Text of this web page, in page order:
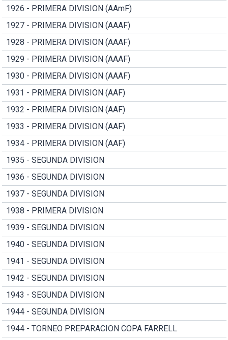
1926 - PRIMERA DIVISION (AAmF)
1927 - PRIMERA DIVISION (AAAF)
1928 - PRIMERA DIVISION (AAAF)
1929 - PRIMERA DIVISION (AAAF)
1930 - PRIMERA DIVISION (AAAF)
1931 - PRIMERA DIVISION (AAF)
1932 - PRIMERA DIVISION (AAF)
1933 - PRIMERA DIVISION (AAF)
1934 - PRIMERA DIVISION (AAF)
1935 - SEGUNDA DIVISION
1936 - SEGUNDA DIVISION
1937 - SEGUNDA DIVISION
1938 - PRIMERA DIVISION
1939 - SEGUNDA DIVISION
1940 - SEGUNDA DIVISION
1941 - SEGUNDA DIVISION
1942 - SEGUNDA DIVISION
1943 - SEGUNDA DIVISION
1944 - SEGUNDA DIVISION
1944 - TORNEO PREPARACION COPA FARRELL